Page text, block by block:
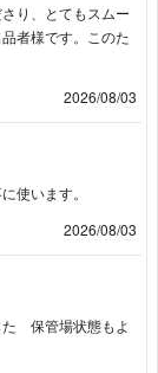
り、とてもスムー
者様です。このた
2026/08/03
使います。
2026/08/03
た 保管場状態もよ